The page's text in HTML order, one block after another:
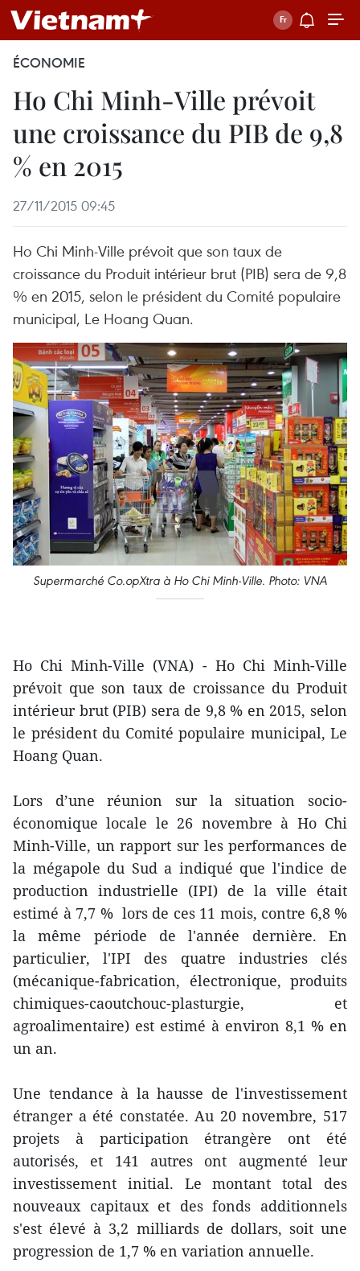
ÉCONOMIE
Ho Chi Minh-Ville prévoit
une croissance du PIB de 9,8
% en 2015
27/11/2015 09:45
Ho Chi Minh-Ville prévoit que son taux de
croissance du Produit intérieur brut (PIB) sera de 9,8
% en 2015, selon le président du Comité populaire
municipal, Le Hoang Quan.
Supermarché Co.opXtra à Ho Chi Minh-Ville. Photo: VNA
Ho Chi Minh-Ville (VNA) - Ho Chi Minh-Ville
prévoit que son taux de croissance du Produit
intérieur brut (PIB) sera de 9,8 % en 2015, selon
le président du Comité populaire municipal, Le
Hoang Quan.
Lors d’une réunion sur la situation socio-
économique locale le 26 novembre à Ho Chi
Minh-Ville, un rapport sur les performances de
la mé​gapole​ du Sud a​ indiqué que l'indice de
production industrielle (IPI) de la ville était
estimé à 7,7 % lors de ces 11 mois, contre 6,8 %
la même période de l'année dernière. En
particulier, l'IPI des quatre industries clés
(mécanique-fabrication, électronique, produits
chimiques-caoutchouc-plasturgie, et
agroalimentaire) est estimé à environ 8,1 % ​​en
un an.
Une tendance à la hausse de l'investissement
étranger ​a été constatée. ​Au 20 novembre, 517
projets à ​participation étrangère ont été
autorisés, et 141 autres ont augmenté leur
investissement initial. Le montant total des
nouveaux capitaux et des fonds additionnels
s'est élevé à 3,2 milliards de dollars, ​soit une
progression de 1,7 % ​en variation annuelle.